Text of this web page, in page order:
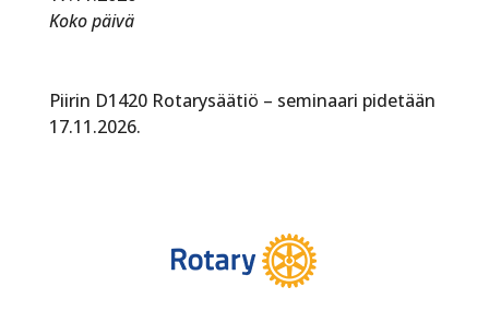
Koko päivä
Piirin D1420 Rotarysäätiö – seminaari pidetään
17.11.2026.